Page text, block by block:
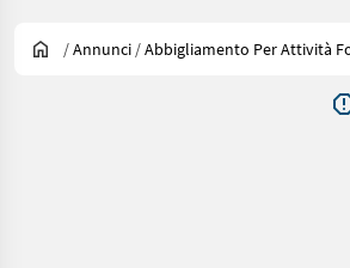
/Annunci /Abbigliamento Per Attività